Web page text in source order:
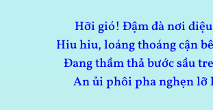
Hỡi gió! Đậm đà nơi
Hiu hiu, loáng thoáng cận
Đang thầm thả bước sầu
An ủi phôi pha nghẹn lỡ